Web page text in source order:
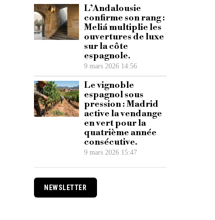
L’Andalousie
confirme son rang :
Meliá multiplie les
ouvertures de luxe
sur la côte
espagnole.
9 mars 2026 14:56
Le vignoble
espagnol sous
pression : Madrid
active la vendange
en vert pour la
quatrième année
consécutive.
9 mars 2026 15:47
NEWSLETTER